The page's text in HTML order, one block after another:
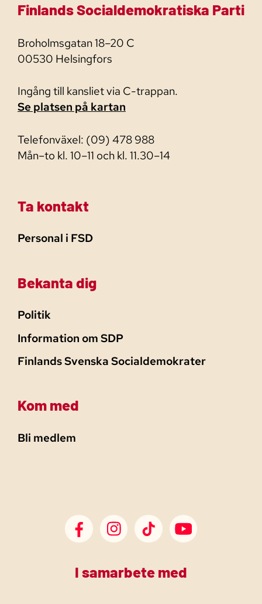
Finlands Socialdemokratiska Parti
Broholmsgatan 18–20 C
00530 Helsingfors
Ingång till kansliet via C-trappan.
Se platsen på kartan
Telefonväxel: (09) 478 988
Mån–to kl. 10–11 och kl. 11.30–14
Ta kontakt
Personal i FSD
Bekanta dig
Politik
Information om SDP
Finlands Svenska Socialdemokrater
Kom med
Bli medlem
SDP Facebook
SDP Instagram
SDP TikTokSDP Youtube
I samarbete med